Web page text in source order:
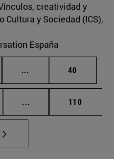
creatividad y
Cultura y Sociedad (ICS),
España
... Páginas intermedias
Página
40
... Páginas intermedias
Página
110